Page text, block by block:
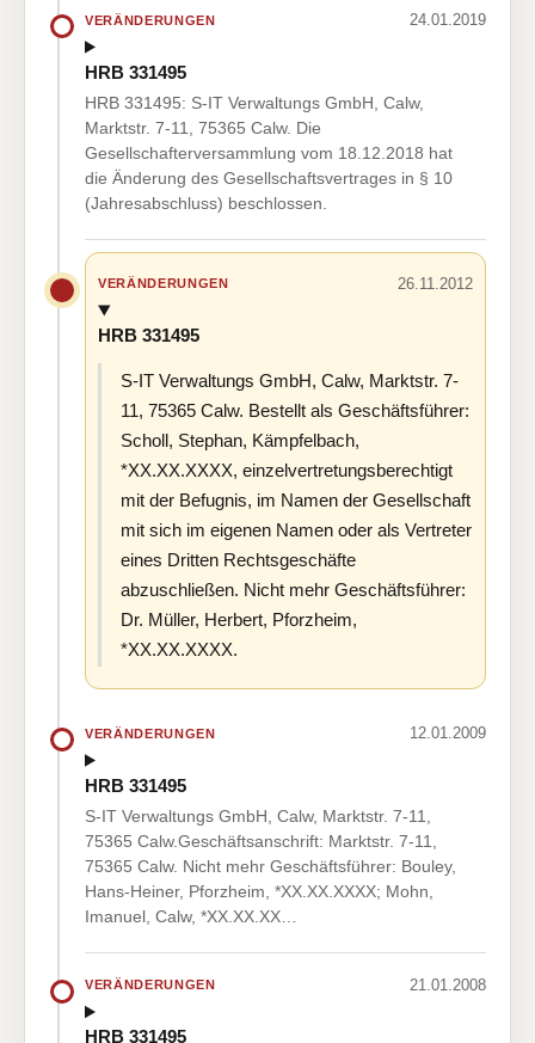
VERÄNDERUNGEN 24.01.2019
HRB 331495
HRB 331495: S-IT Verwaltungs GmbH, Calw,
Marktstr. 7-11, 75365 Calw. Die
Gesellschafterversammlung vom 18.12.2018 hat
die Änderung des Gesellschaftsvertrages in § 10
(Jahresabschluss) beschlossen.
VERÄNDERUNGEN 26.11.2012
HRB 331495
S-IT Verwaltungs GmbH, Calw, Marktstr. 7-
11, 75365 Calw. Bestellt als Geschäftsführer:
Scholl, Stephan, Kämpfelbach,
*XX.XX.XXXX, einzelvertretungsberechtigt
mit der Befugnis, im Namen der Gesellschaft
mit sich im eigenen Namen oder als Vertreter
eines Dritten Rechtsgeschäfte
abzuschließen. Nicht mehr Geschäftsführer:
Dr. Müller, Herbert, Pforzheim,
*XX.XX.XXXX.
VERÄNDERUNGEN 12.01.2009
HRB 331495
S-IT Verwaltungs GmbH, Calw, Marktstr. 7-11,
75365 Calw.Geschäftsanschrift: Marktstr. 7-11,
75365 Calw. Nicht mehr Geschäftsführer: Bouley,
Hans-Heiner, Pforzheim, *XX.XX.XXXX; Mohn,
Imanuel, Calw, *XX.XX.XX…
VERÄNDERUNGEN 21.01.2008
HRB 331495